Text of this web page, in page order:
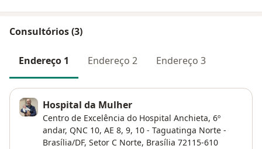
Consultórios (3)
Endereço 1 Endereço 2 Endereço 3
Hospital da Mulher
Centro de Excelência do Hospital Anchieta, 6º
andar, QNC 10, AE 8, 9, 10 - Taguatinga Norte -
Brasília/DF, Setor C Norte, Brasília 72115-610